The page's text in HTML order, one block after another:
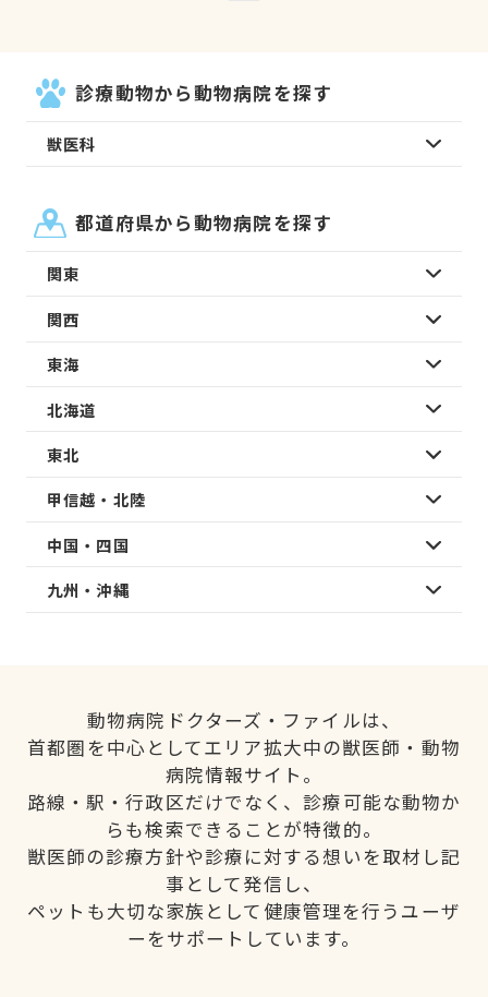
診療動物から動物病院を探す
獣医科
都道府県から動物病院を探す
関東
関西
東海
北海道
東北
甲信越・北陸
中国・四国
九州・沖縄
動物病院ドクターズ・ファイルは、
首都圏を中心としてエリア拡大中の獣医師・動物
病院情報サイト。
路線・駅・行政区だけでなく、診療可能な動物か
らも検索できることが特徴的。
獣医師の診療方針や診療に対する想いを取材し記
事として発信し、
ペットも大切な家族として健康管理を行うユーザ
ーをサポートしています。